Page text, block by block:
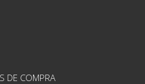
DE COMPRA